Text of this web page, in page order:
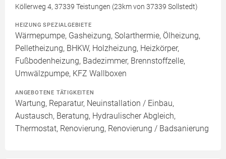
Köllerweg 4, 37339 Teistungen (23km von 37339 Sollstedt)
HEIZUNG SPEZIALGEBIETE
Wärmepumpe, Gasheizung, Solarthermie, Ölheizung,
Pelletheizung, BHKW, Holzheizung, Heizkörper,
Fußbodenheizung, Badezimmer, Brennstoffzelle,
Umwälzpumpe, KFZ Wallboxen
ANGEBOTENE TÄTIGKEITEN
Wartung, Reparatur, Neuinstallation / Einbau,
Austausch, Beratung, Hydraulischer Abgleich,
Thermostat, Renovierung, Renovierung / Badsanierung